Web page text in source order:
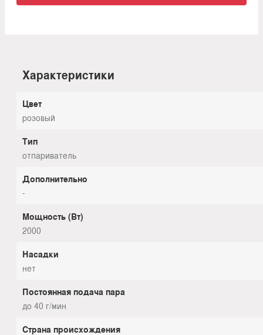
Характеристики
Цвет
розовый
Тип
отпариватель
Дополнительно
-
Мощность (Вт)
2000
Насадки
нет
Постоянная подача пара
до 40 г/мин
Страна происхождения